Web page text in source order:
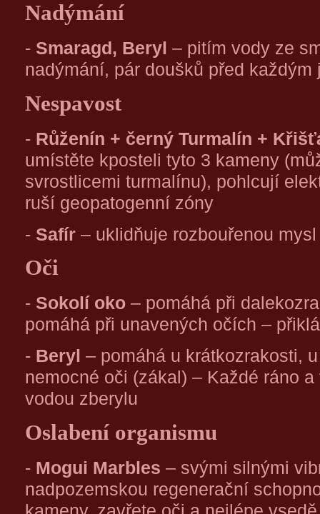
Nadýmání
- Smaragd, Beryl – pitím vody ze
nadýmání, pár doušků před každým
Nespavost
- Růženín + černý Turmalín +
umístěte kposteli tyto 3 kameny
svrostlicemi turmalínu), pohlcují
ruší geopatogenní zóny
- Safír – uklidňuje rozbouřenou mysl
Oči
- Sokolí oko – pomáhá při
pomáhá při unavených očích –
- Beryl – pomáhá u krátkozrakosti,
nemocné oči (zákal) – Každé ráno
vodou zberylu
Oslabení organismu
- Mogui Marbles – svými silnými
nadpozemskou regenerační